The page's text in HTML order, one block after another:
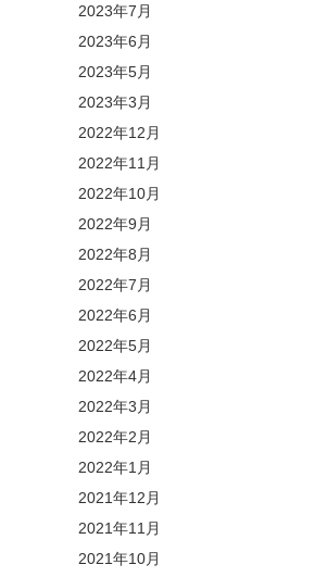
2023年7月
2023年6月
2023年5月
2023年3月
2022年12月
2022年11月
2022年10月
2022年9月
2022年8月
2022年7月
2022年6月
2022年5月
2022年4月
2022年3月
2022年2月
2022年1月
2021年12月
2021年11月
2021年10月